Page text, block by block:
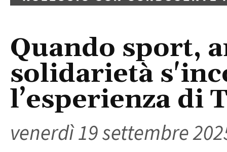
Quando sport,
solidarietà
l’esperienza di
venerdì 19 settembre